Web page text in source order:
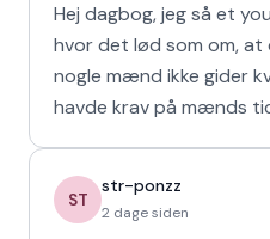
Hej dagbog, jeg så et
hvor det lød som om,
nogle mænd ikke gider
havde krav på mænds tid. Hver gang synes
ST
str-ponzz
2 dage siden